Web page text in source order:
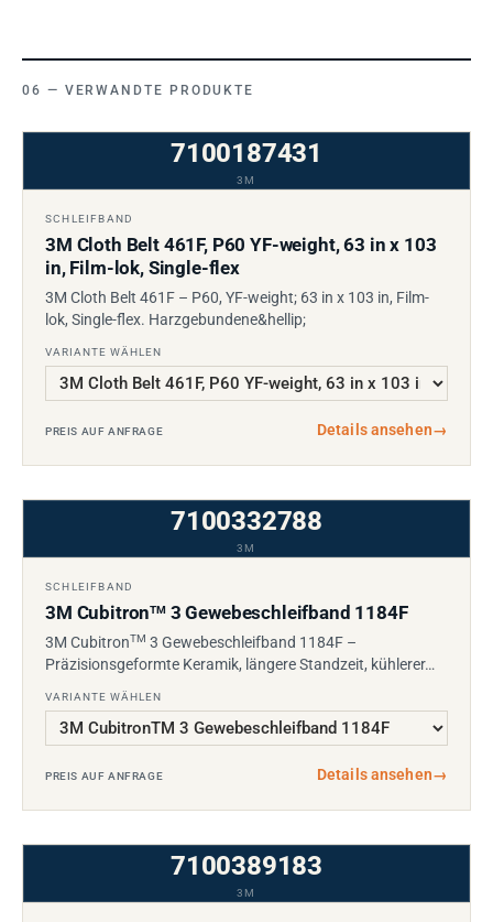
VERWANDTE PRODUKTE
7100187431
3M
SCHLEIFBAND
3M Cloth Belt 461F, P60 YF-weight, 63 in x 103
in, Film-lok, Single-flex
3M Cloth Belt 461F – P60, YF-weight; 63 in x 103 in, Film-
lok, Single-flex. Harzgebundene&hellip;
VARIANTE WÄHLEN
PREIS AUF ANFRAGE Details ansehen→
7100332788
3M
SCHLEIFBAND
3M CubitronTM3 Gewebeschleifband 1184F
3M CubitronTM 3 Gewebeschleifband 1184F –
Präzisionsgeformte Keramik, längere Standzeit, kühlerer…
VARIANTE WÄHLEN
PREIS AUF ANFRAGE Details ansehen→
7100389183
3M